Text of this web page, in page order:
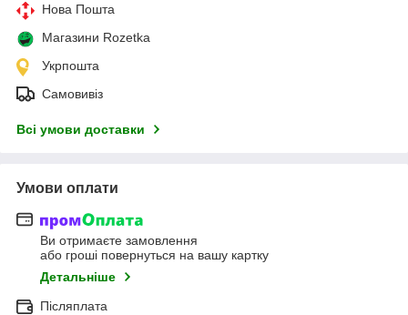
Нова Пошта
Магазини Rozetka
Укрпошта
Самовивіз
Всі умови доставки
Умови оплати
Ви отримаєте замовлення
або гроші повернуться на вашу картку
Детальніше
Післяплата